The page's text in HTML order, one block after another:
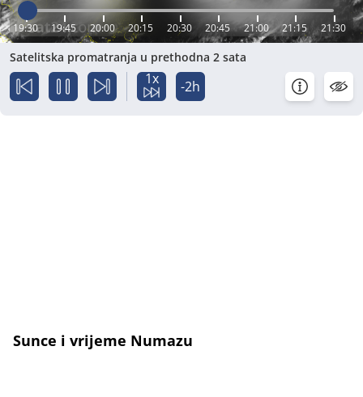
19:30 19:45 20:00 20:15 20:30 20:45 21:00 21:15 21:30
Satelitska promatranja u prethodna 2 sata
1x -2h
Sunce i vrijeme Numazu